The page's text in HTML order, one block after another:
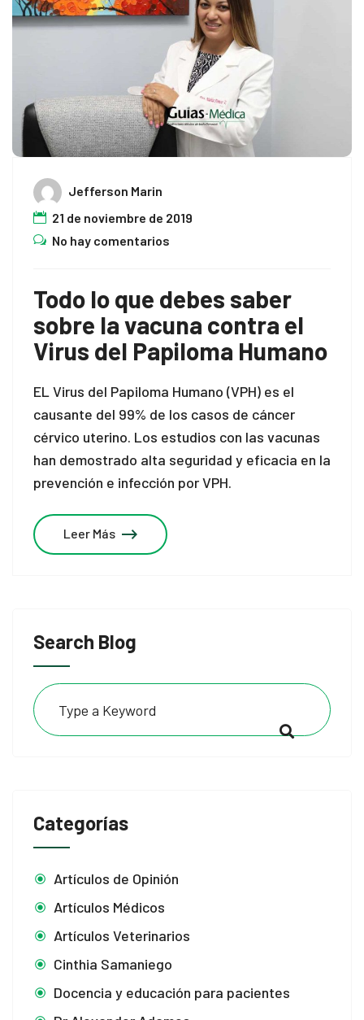
Search Blog
Categorías
Artículos de Opinión
Artículos Médicos
Artículos Veterinarios
Cinthia Samaniego
Docencia y educación para pacientes
Jefferson Marin
21 de noviembre de 2019
No hay comentarios
Todo lo que debes saber
sobre la vacuna contra el
Virus del Papiloma Humano
EL Virus del Papiloma Humano (VPH) es el
causante del 99% de los casos de cáncer
cérvico uterino. Los estudios con las vacunas
han demostrado alta seguridad y eficacia en la
prevención e infección por VPH.
Leer Más